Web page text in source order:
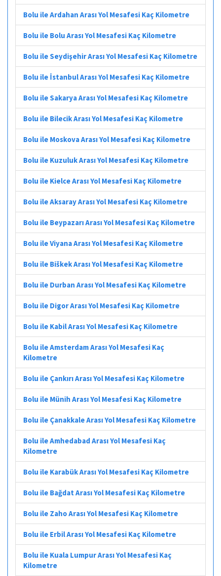
Bolu ile Ardahan Arası Yol Mesafesi Kaç Kilometre
Bolu ile Bolu Arası Yol Mesafesi Kaç Kilometre
Bolu ile Seydişehir Arası Yol Mesafesi Kaç Kilometre
Bolu ile İstanbul Arası Yol Mesafesi Kaç Kilometre
Bolu ile Sakarya Arası Yol Mesafesi Kaç Kilometre
Bolu ile Bilecik Arası Yol Mesafesi Kaç Kilometre
Bolu ile Moskova Arası Yol Mesafesi Kaç Kilometre
Bolu ile Kuzuluk Arası Yol Mesafesi Kaç Kilometre
Bolu ile Kielce Arası Yol Mesafesi Kaç Kilometre
Bolu ile Aksaray Arası Yol Mesafesi Kaç Kilometre
Bolu ile Beypazarı Arası Yol Mesafesi Kaç Kilometre
Bolu ile Viyana Arası Yol Mesafesi Kaç Kilometre
Bolu ile Biškek Arası Yol Mesafesi Kaç Kilometre
Bolu ile Durban Arası Yol Mesafesi Kaç Kilometre
Bolu ile Digor Arası Yol Mesafesi Kaç Kilometre
Bolu ile Kabil Arası Yol Mesafesi Kaç Kilometre
Bolu ile Amsterdam Arası Yol Mesafesi Kaç
Kilometre
Bolu ile Çankırı Arası Yol Mesafesi Kaç Kilometre
Bolu ile Münih Arası Yol Mesafesi Kaç Kilometre
Bolu ile Çanakkale Arası Yol Mesafesi Kaç Kilometre
Bolu ile Amhedabad Arası Yol Mesafesi Kaç
Kilometre
Bolu ile Karabük Arası Yol Mesafesi Kaç Kilometre
Bolu ile Bağdat Arası Yol Mesafesi Kaç Kilometre
Bolu ile Zaho Arası Yol Mesafesi Kaç Kilometre
Bolu ile Erbil Arası Yol Mesafesi Kaç Kilometre
Bolu ile Kuala Lumpur Arası Yol Mesafesi Kaç
Kilometre